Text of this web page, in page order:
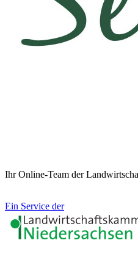
Ihr Online-Team der
Ein Service der